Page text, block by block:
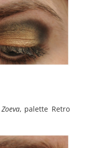
, palette Retro